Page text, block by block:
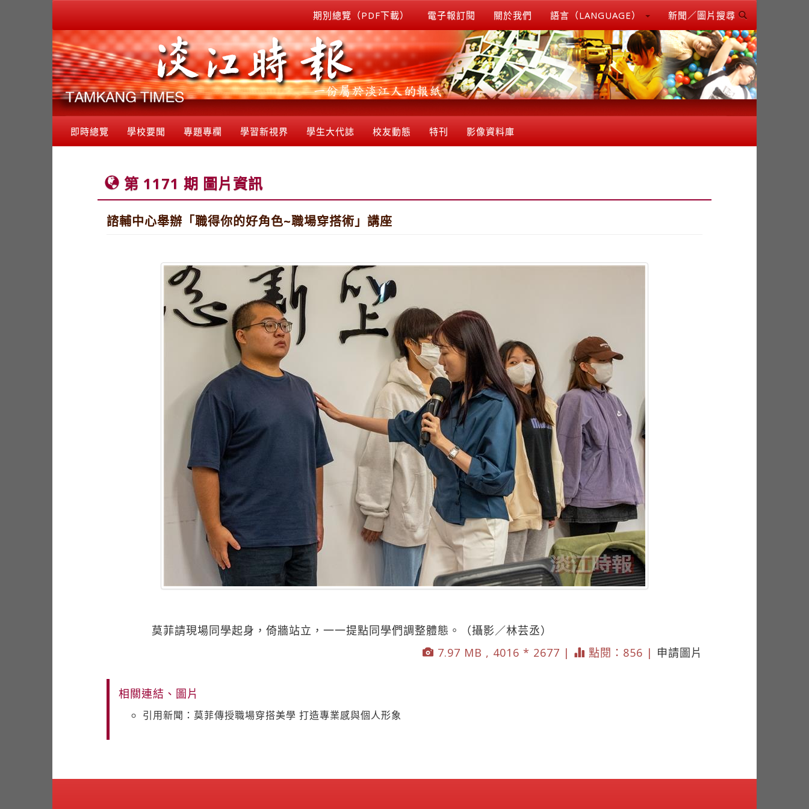
期別總覽（PDF下載） 電子報訂閱 關於我們 語言（LANGUAGE） 新聞／圖片搜尋
即時總覽 學校要聞 專題專欄 學習新視界 學生大代誌 校友動態 特刊 影像資料庫
第 1171 期 圖片資訊
諮輔中心舉辦「職得你的好角色~職場穿搭術」講座
莫菲請現場同學起身，倚牆站立，一一提點同學們調整體態。（攝影／林芸丞）
7.97 MB , 4016 * 2677 |
點閱：856 | 申請圖片
相關連結、圖片
引用新聞：莫菲傳授職場穿搭美學 打造專業感與個人形象